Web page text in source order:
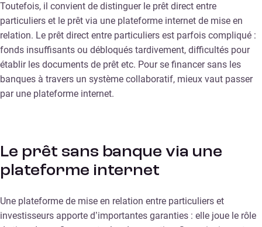
Toutefois, il convient de distinguer le prêt direct entre
particuliers et le prêt via une plateforme internet de mise en
relation. Le prêt direct entre particuliers est parfois compliqué :
fonds insuffisants ou débloqués tardivement, difficultés pour
établir les documents de prêt etc. Pour se financer sans les
banques à travers un système collaboratif, mieux vaut passer
par une plateforme internet.
Le prêt sans banque via une
plateforme internet
Une plateforme de mise en relation entre particuliers et
investisseurs apporte d’importantes garanties : elle joue le rôle